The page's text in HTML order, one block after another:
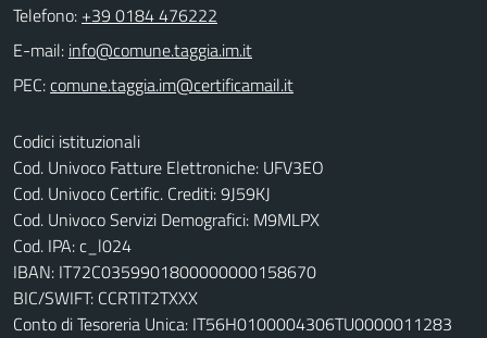
Telefono: +39 0184 476222
E-mail:
PEC:
Codici istituzionali
Cod. Univoco Fatture Elettroniche: UFV3EO
Cod. Univoco Certific. Crediti: 9J59KJ
Cod. Univoco Servizi Demografici: M9MLPX
Cod. IPA: c_l024
IBAN: IT72C0359901800000000158670
BIC/SWIFT: CCRTIT2TXXX
Conto di Tesoreria Unica: IT56H0100004306TU0000011283